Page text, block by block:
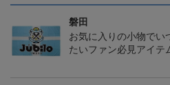
磐田
お気に入りの小物でい
たいファン必見アイテ